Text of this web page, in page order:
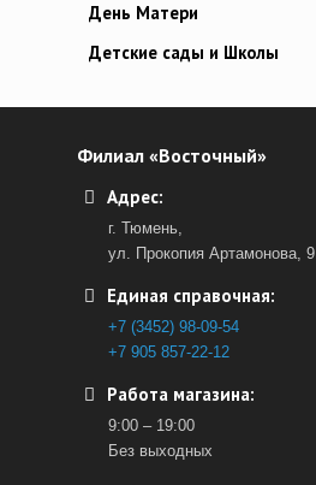
День Матери
Детские сады и Школы
Филиал «Восточный»
Адрес:
г. Тюмень,
ул. Прокопия Артамонова, 9
Единая справочная:
+7 (3452) 98-09-54
+7 905 857-22-12
Работа магазина:
9:00 – 19:00
Без выходных